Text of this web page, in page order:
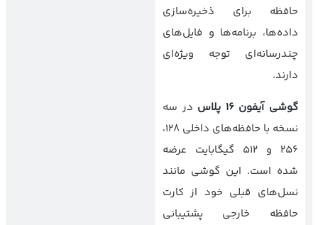
حافظه برای ذخیره‌سازی
داده‌ها، برنامه‌ها و فایل‌های
چندرسانه‌ای توجه ویژه‌ای
دارند.
گوشی آیفون 16 پلاس
در سه
نسخه با حافظه‌های داخلی 128،
256 و 512 گیگابایت عرضه
شده است. این گوشی مانند
نسل‌های قبلی خود از کارت
حافظه خارجی پشتیبانی